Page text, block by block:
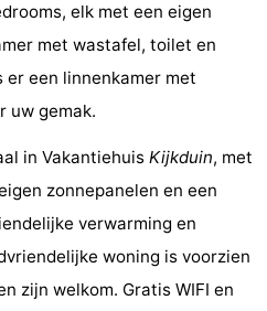
elk met een eigen
met wastafel, toilet en
er een linnenkamer met
uw gemak.
in Vakantiehuis Kijkduin, met
zonnepanelen en een
verwarming en
woning is voorzien
zijn welkom. Gratis WIFI en